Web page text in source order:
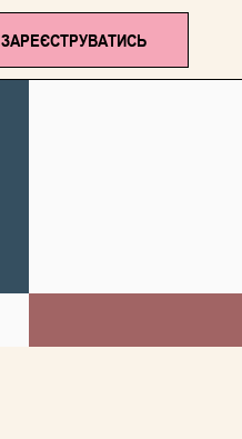
ЗАРЕЄСТРУВАТИСЬ